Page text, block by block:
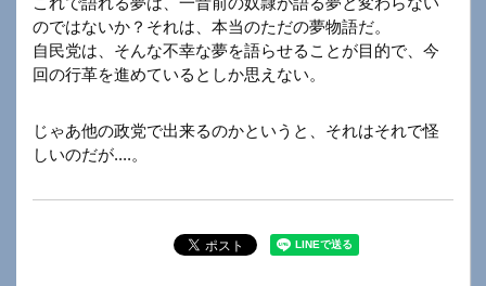
のではないか？それは、本当のただの夢物語だ。
自民党は、そんな不幸な夢を語らせることが目的で、今
回の行革を進めているとしか思えない。
じゃあ他の政党で出来るのかというと、それはそれで怪
しいのだが....。